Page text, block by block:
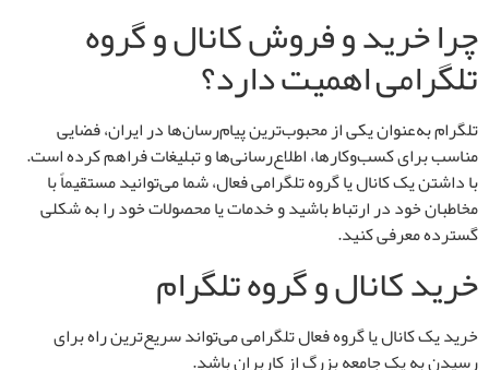
چرا خرید و فروش کانال و گروه
تلگرامی اهمیت دارد؟
تلگرام به‌عنوان یکی از محبوب‌ترین پیام‌رسان‌ها در ایران، فضایی
مناسب برای کسب‌وکارها، اطلاع‌رسانی‌ها و تبلیغات فراهم کرده است.
با داشتن یک کانال یا گروه تلگرامی فعال، شما می‌توانید مستقیماً با
مخاطبان خود در ارتباط باشید و خدمات یا محصولات خود را به شکلی
گسترده معرفی کنید.
خرید کانال و گروه تلگرام
خرید یک کانال یا گروه فعال تلگرامی می‌تواند سریع‌ترین راه برای
رسیدن به یک جامعه بزرگ از کاربران باشد.